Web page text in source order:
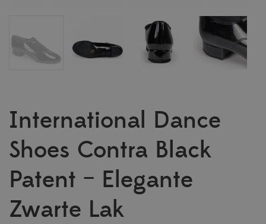
International Dance
Shoes Contra Black
Patent – Elegante
Zwarte Lak